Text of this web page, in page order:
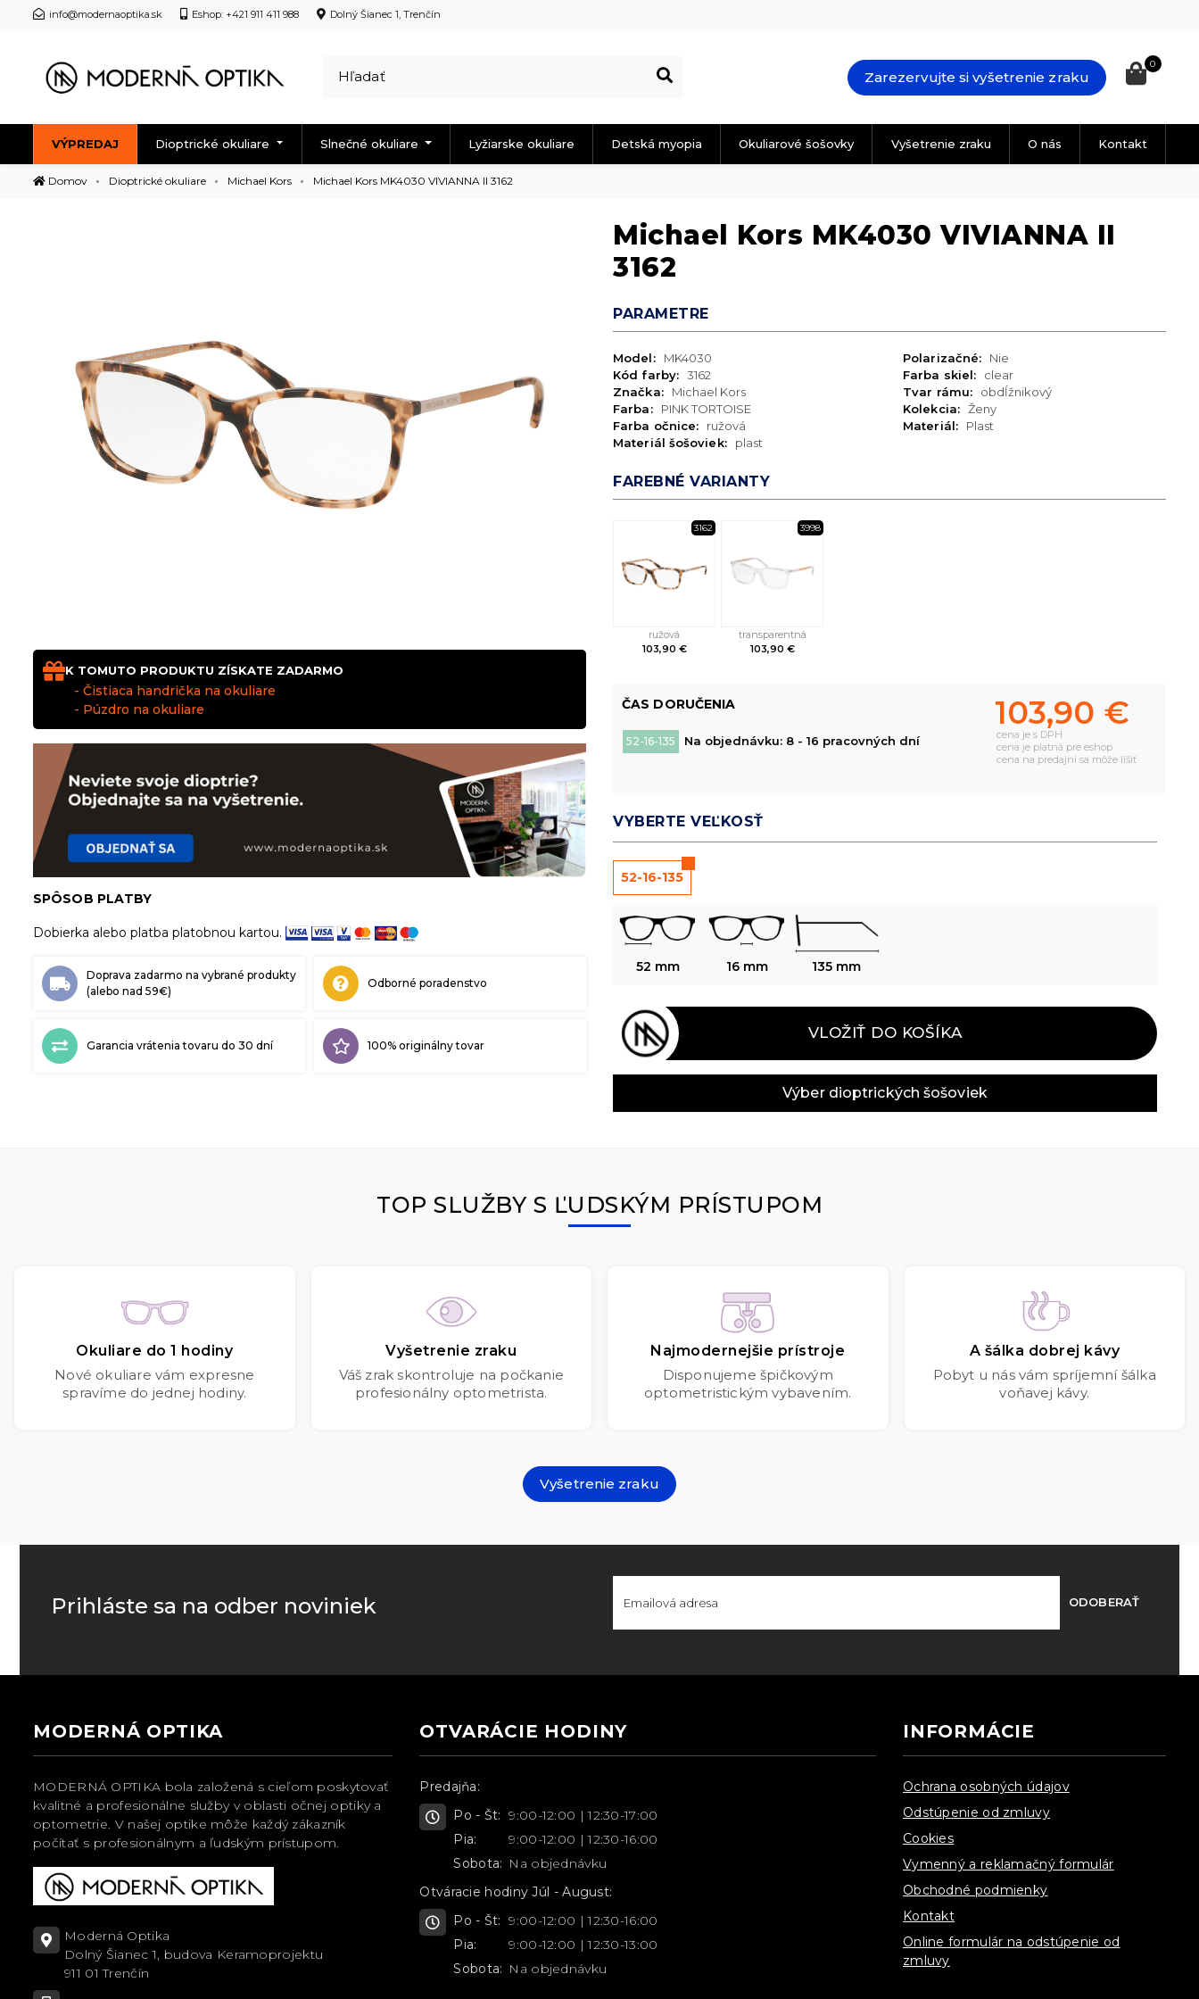
info@modernaoptika.sk Eshop: +421 911 411 988 Dolný Šianec 1, Trenčín
Zarezervujte si vyšetrenie zraku
0
VÝPREDAJ Dioptrické okuliare Slnečné okuliare Lyžiarske okuliare Detská myopia Okuliarové šošovky Vyšetrenie zraku O nás Kontakt
Domov Dioptrické okuliare Michael Kors Michael Kors MK4030 VIVIANNA II 3162
K TOMUTO PRODUKTU ZÍSKATE ZADARMO
- Čistiaca handrička na okuliare
- Púzdro na okuliare
SPÔSOB PLATBY
Dobierka alebo platba platobnou kartou.
Doprava zadarmo na vybrané produkty
(alebo nad 59€)
Odborné poradenstvo
Garancia vrátenia tovaru do 30 dní 100% originálny tovar
Michael Kors MK4030 VIVIANNA II
3162
PARAMETRE
Model:
MK4030
Kód farby: 3162
Značka:
Michael Kors
Farba:
PINK TORTOISE
Farba očnice:
ružová
Materiál šošoviek:
plast
Polarizačné:
Nie
Farba skiel:
clear
Tvar rámu:
obdĺžnikový
Kolekcia: Ženy
Materiál:
Plast
FAREBNÉ VARIANTY
3162
ružová
103,90 €
3998
transparentná
103,90 €
ČAS DORUČENIA
52-16-135 Na objednávku: 8 - 16 pracovných dní
103,90 €
cena je s DPH
cena je platná pre eshop
cena na predajni sa môže líšiť
VYBERTE VEĽKOSŤ
52-16-135
52 mm 16 mm 135 mm
VLOŽIŤ DO KOŠÍKA
Výber dioptrických šošoviek
TOP SLUŽBY S ĽUDSKÝM PRÍSTUPOM
Okuliare do 1 hodiny
Nové okuliare vám expresne
spravíme do jednej hodiny.
Vyšetrenie zraku
Váš zrak skontroluje na počkanie
profesionálny optometrista.
Najmodernejšie prístroje
Disponujeme špičkovým
optometristickým vybavením.
A šálka dobrej kávy
Pobyt u nás vám spríjemní šálka
voňavej kávy.
Vyšetrenie zraku
Prihláste sa na odber noviniek ODOBERAŤ
MODERNÁ OPTIKA
MODERNÁ OPTIKA bola založená s cieľom poskytovať
kvalitné a profesionálne služby v oblasti očnej optiky a
optometrie. V našej optike môže každý zákazník
počítať s profesionálnym a ľudským prístupom.
Moderná Optika
Dolný Šianec 1, budova Keramoprojektu
911 01 Trenčín
OTVARÁCIE HODINY
Predajňa:
Po - Št: 9:00-12:00 | 12:30-17:00
Pia:
9:00-12:00 | 12:30-16:00
Sobota: Na objednávku
Otváracie hodiny Júl - August:
Po - Št: 9:00-12:00 | 12:30-16:00
Pia:
9:00-12:00 | 12:30-13:00
Sobota: Na objednávku
INFORMÁCIE
Ochrana osobných údajov
Odstúpenie od zmluvy
Cookies
Vymenný a reklamačný formulár
Obchodné podmienky
Kontakt
Online formulár na odstúpenie od
zmluvy